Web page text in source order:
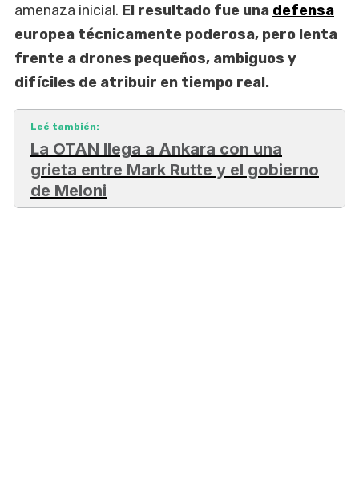
amenaza inicial. El resultado fue una defensa
europea técnicamente poderosa, pero lenta
frente a drones pequeños, ambiguos y
difíciles de atribuir en tiempo real.
Leé también:
La OTAN llega a Ankara con una
grieta entre Mark Rutte y el gobierno
de Meloni